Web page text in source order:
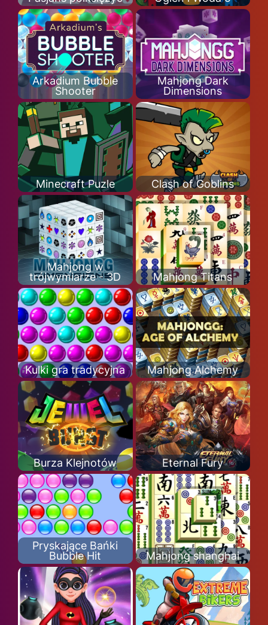
Arkadium Bubble
Shooter
Mahjong Dark
Dimensions
Minecraft Puzle Clash of Goblins
Mahjong w
trójwymiarze - 3D
Mahjong Titans
Kulki gra tradycyjna Mahjong Alchemy
Burza Klejnotów Eternal Fury
Pryskające Bańki
Bubble Hit
Mahjong shanghai